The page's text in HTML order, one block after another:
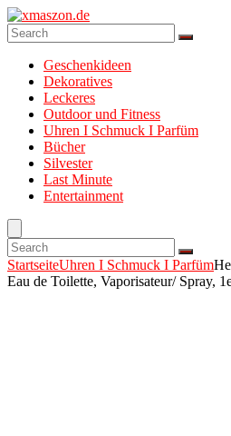
Geschenkideen
Dekoratives
Leckeres
Outdoor und Fitness
Uhren I Schmuck I Parfüm
Bücher
Silvester
Last Minute
Entertainment
StartseiteUhren I Schmuck I Parfüm
Eau de Toilette, Vaporisateur/ Spray,